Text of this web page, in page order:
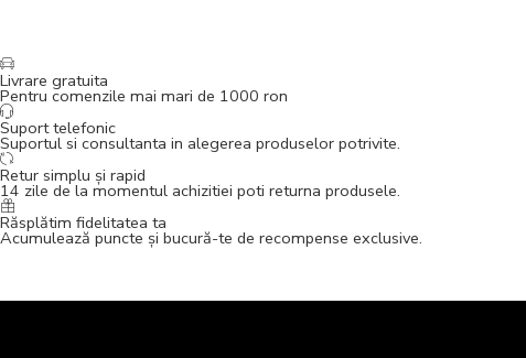
Livrare gratuita
Pentru comenzile mai mari de 1000 ron
Suport telefonic
Suportul si consultanta in alegerea produselor potrivite.
Retur simplu și rapid
14 zile de la momentul achizitiei poti returna produsele.
Răsplătim fidelitatea ta
Acumulează puncte și bucură-te de recompense exclusive.